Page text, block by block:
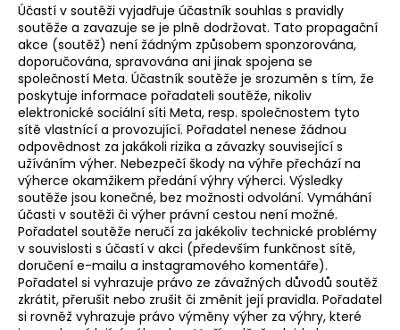
Účastí v soutěži vyjadřuje účastník souhlas s pravidly
soutěže a zavazuje se je plně dodržovat. Tato propagační
akce (soutěž) není žádným způsobem sponzorována,
doporučována, spravována ani jinak spojena se
společností Meta. Účastník soutěže je srozuměn s tím, že
poskytuje informace pořadateli soutěže, nikoliv
elektronické sociální síti Meta, resp. společnostem tyto
sítě vlastnící a provozující. Pořadatel nenese žádnou
odpovědnost za jakákoli rizika a závazky související s
užíváním výher. Nebezpečí škody na výhře přechází na
výherce okamžikem předání výhry výherci. Výsledky
soutěže jsou konečné, bez možnosti odvolání. Vymáhání
účasti v soutěži či výher právní cestou není možné.
Pořadatel soutěže neručí za jakékoliv technické problémy
v souvislosti s účastí v akci (především funkčnost sítě,
doručení e-mailu a instagramového komentáře).
Pořadatel si vyhrazuje právo ze závažných důvodů soutěž
zkrátit, přerušit nebo zrušit či změnit její pravidla. Pořadatel
si rovněž vyhrazuje právo výměny výher za výhry, které